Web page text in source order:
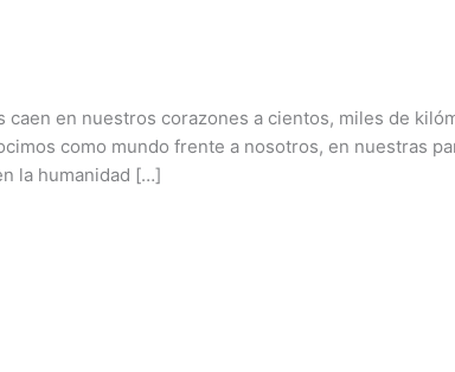
caen en nuestros corazones a cientos, miles de
como mundo frente a nosotros, en nuestras
la humanidad […]